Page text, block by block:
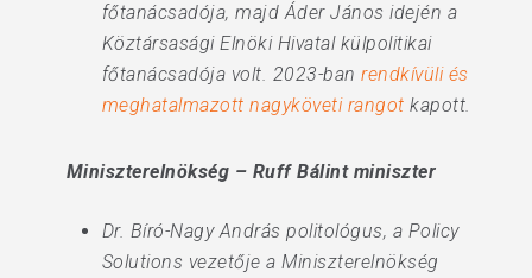
főtanácsadója, majd Áder János idején a
Köztársasági Elnöki Hivatal külpolitikai
főtanácsadója volt. 2023-banrendkívüli és
meghatalmazott nagyköveti rangot kapott.
Miniszterelnökség – Ruff Bálint miniszter
Dr. Bíró-Nagy András politológus, a Policy
Solutions vezetője a Miniszterelnökség